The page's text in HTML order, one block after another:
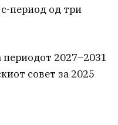
период од три
периодот 2027–2031
совет за 2025